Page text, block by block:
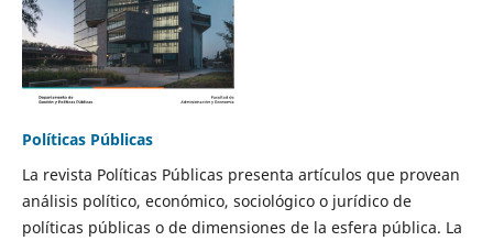
Políticas Públicas
La revista Políticas Públicas presenta artículos que provean
análisis político, económico, sociológico o jurídico de
políticas públicas o de dimensiones de la esfera pública. La